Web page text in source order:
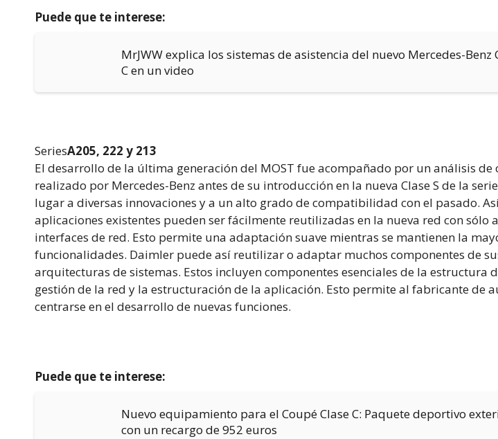
Puede que te interese:
MrJWW explica los sistemas de asistencia del nuevo Mercedes-Benz
C en un video
SeriesA205, 222 y 213
El desarrollo de la última generación del MOST fue acompañado por un análisis de
realizado por Mercedes-Benz antes de su introducción en la nueva Clase S de la
lugar a diversas innovaciones y a un alto grado de compatibilidad con el pasado.
aplicaciones existentes pueden ser fácilmente reutilizadas en la nueva red con sólo
interfaces de red. Esto permite una adaptación suave mientras se mantienen la
funcionalidades. Daimler puede así reutilizar o adaptar muchos componentes de
arquitecturas de sistemas. Estos incluyen componentes esenciales de la estructura
gestión de la red y la estructuración de la aplicación. Esto permite al fabricante de
centrarse en el desarrollo de nuevas funciones.
Puede que te interese:
Nuevo equipamiento para el Coupé Clase C: Paquete deportivo
con un recargo de 952 euros